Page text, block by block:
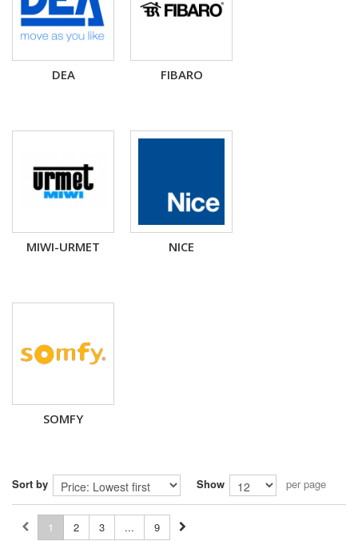
DEA FIBARO
MIWI-URMET NICE
SOMFY
Sort by Show per page
1 2 3 ...
9